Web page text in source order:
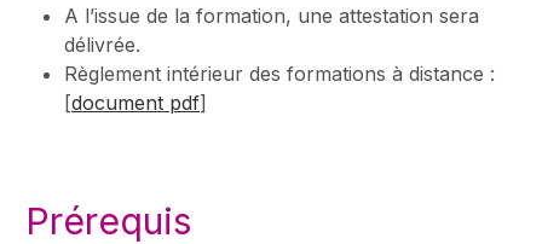
A l’issue de la formation, une attestation sera
délivrée.
Règlement intérieur des formations à distance :
[document pdf]
Prérequis